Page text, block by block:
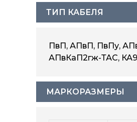
ТИП КАБЕЛЯ
ПвП, АПвП, ПвПу,
АПвКаП2гж-ТАС,
МАРКОРАЗМЕРЫ